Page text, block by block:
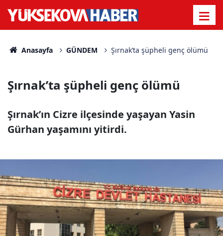
Anasayfa GÜNDEM Şırnak’ta şüpheli genç ölümü
Şırnak’ta şüpheli genç ölümü
Şırnak’ın Cizre ilçesinde yaşayan Yasin
Gürhan yaşamını yitirdi.